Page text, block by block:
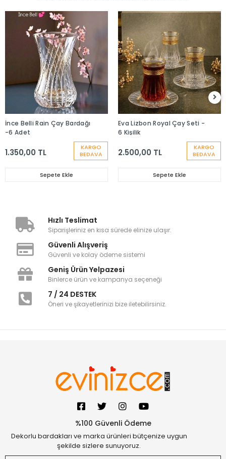
KARGO
BEDAVA
İnce Belli Rain Çay Bardağı
-6 Adet
1.350,00 TL
Sepete Ekle
KARGO
BEDAVA
Eva Lizbon Royal Çay Seti -
6 Kişilik
2.500,00 TL
Sepete Ekle
Hızlı Teslimat
Siparişleriniz en kısa sürede elinize ulaşır.
Güvenli Alışveriş
Güvenli ve kolay ödeme sistemi
Geniş Ürün Yelpazesi
Binlerce ürün ve kampanya seçeneği
7 / 24 DESTEK
Öneri ve şikayetlerinizi bize iletebilirsiniz.
%100 Güvenli Ödeme
Dekorlu bardakları ve marka ürünleri bütçenize uygun
şekilde sizlere sunuyoruz.